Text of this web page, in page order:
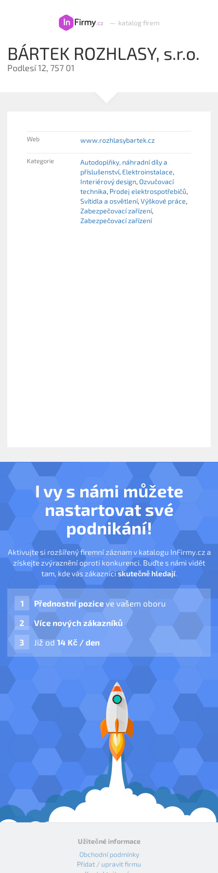
— katalog firem
BÁRTEK ROZHLASY, s.r.o.
Podlesí 12, 757 01
Web www.rozhlasybartek.cz
Kategorie
Autodoplňky, náhradní díly a
příslušenství Elektroinstalace
Interiérový design Ozvučovací
technika Prodej elektrospotřebičů
Svítidla a osvětlení Výškové práce
Zabezpečovací zařízení
Zabezpečovací zařízení
I vy s námi můžete
nastartovat své
podnikání!
Aktivujte si rozšířený firemní záznam v katalogu InFirmy.cz a
získejte zvýraznění oproti konkurenci. Buďte s námi vidět
tam, kde vás zákazníciskutečně hledají.
Přednostní pozice ve vašem oboru
Více nových zákazníků
Již od 14 Kč / den
Užitečné informace
Obchodní podmínky
Přidat / upravit firmu